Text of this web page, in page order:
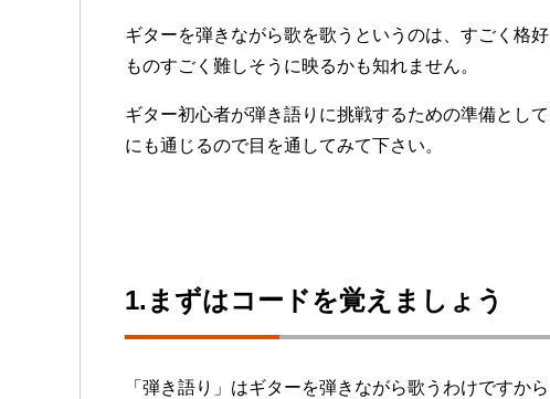
ギターを弾きながら歌を歌うというのは、すごく格
ものすごく難しそうに映るかも知れません。
ギター初心者が弾き語りに挑戦するための準備とし
にも通じるので目を通してみて下さい。
1.まずはコードを覚えましょう
「弾き語り」はギターを弾きながら歌うわけですか